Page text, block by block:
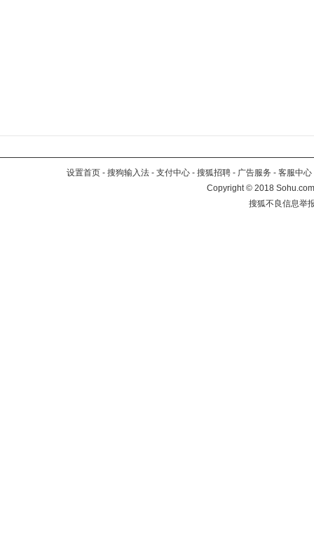
设置首页 - 搜狗输入法 - 支付中心 - 搜狐招聘 - 广告服务 - 客服中心
Copyright©2018
搜狐不良信息举